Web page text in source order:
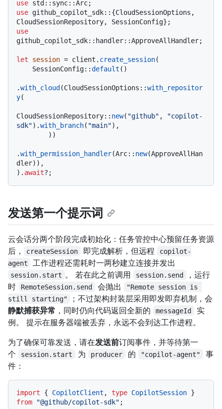
use
use github_copilot_sdk::{CloudSessionOptions,
use
github_copilot_sdk::handler::ApproveAllHandler;
let session = client. create_session(
    SessionConfig::
default ()
.with_cloud (CloudSessionOptions::with_repositor
y(
CloudSessionRepository:: new( "github" ,
"copilot-
sdk").with_branch( "main"),
.with_permission_handler(Arc:: new(ApproveAllHan
dler)),
). await
发送第一个提示词
云会话分两个阶段完成初始化：任务管控中心预留任务资源
后，
createSession 即完成解析，但远程
copilot-
agent
工作进程还需耗时一两秒建立连接并发出
session.start 。 若在此之前调用 session.send
，运行
时
RemoteSession.send 会抛出
"Remote session is
still starting"
；不过架构封装层采用即发即弃机制，会
静默捕获异常 ，同时仍向代码返回全新的 messageId
实
例。 提示在服务器端被丢弃，永远不会到达工作进程。
为了确保可靠发送，请在发送前订阅事件，并等待第一
个
session.start 为 producer 的 "copilot-agent"
事
件：
import { CopilotClient , type CopilotSession
from
"@github/copilot-sdk" ;